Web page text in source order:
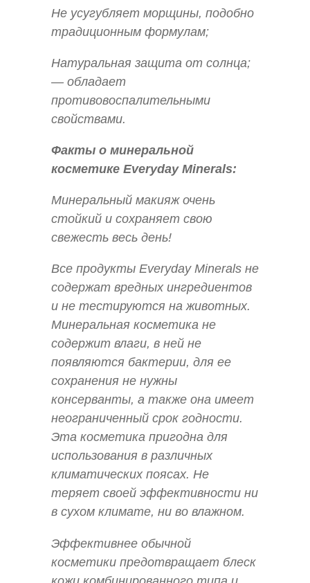
Не усугубляет морщины, подобно
традиционным формулам;
Натуральная защита от солнца;
— обладает
противовоспалительными
свойствами.
Факты о минеральной
косметике Everyday Minerals:
Минеральный макияж очень
стойкий и сохраняет свою
свежесть весь день!
Все продукты Everyday Minerals не
содержат вредных ингредиентов
и не тестируются на животных.
Минеральная косметика не
содержит влаги, в ней не
появляются бактерии, для ее
сохранения не нужны
консерванты, а также она имеет
неограниченный срок годности.
Эта косметика пригодна для
использования в различных
климатических поясах. Не
теряет своей эффективности ни
в сухом климате, ни во влажном.
Эффективнее обычной
косметики предотвращает блеск